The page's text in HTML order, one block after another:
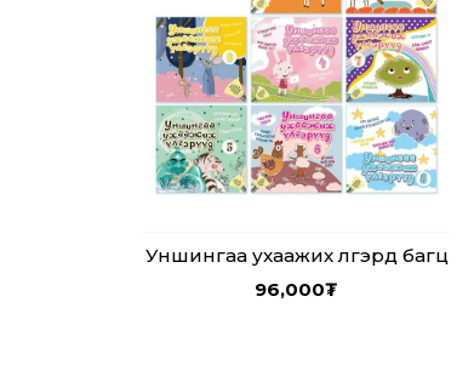
Уншингаа ухаажих үлгэрүүд багц
96,000₮